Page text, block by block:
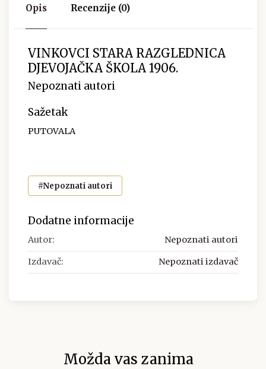
Opis Recenzije (0)
VINKOVCI STARA RAZGLEDNICA
DJEVOJAČKA ŠKOLA 1906.
Nepoznati autori
Sažetak
PUTOVALA
#Nepoznati autori
Dodatne informacije
Autor: Nepoznati autori
Izdavač: Nepoznati izdavač
Možda vas zanima